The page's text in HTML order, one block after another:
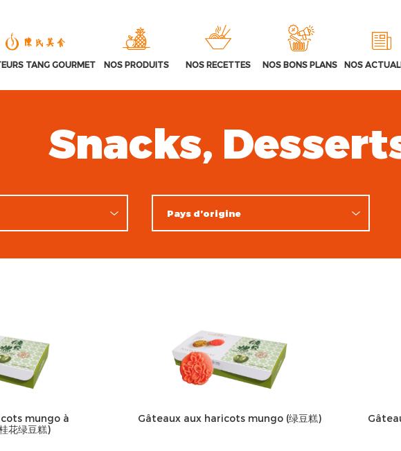
TANG GOURMET NOS PRODUITS NOS RECETTES NOS BONS PLANS NOS
Snacks,
mungo à
花绿豆糕)
Gâteaux aux haricots mungo (绿豆糕)